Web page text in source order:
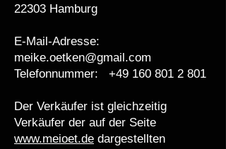
22303 Hamburg
E-Mail-Adresse:
meike.oetken@gmail.com
Telefonnummer: +49 160 801 2 801
Der Verkäufer ist gleichzeitig
Verkäufer der auf der Seite
www.meioet.de dargestellten